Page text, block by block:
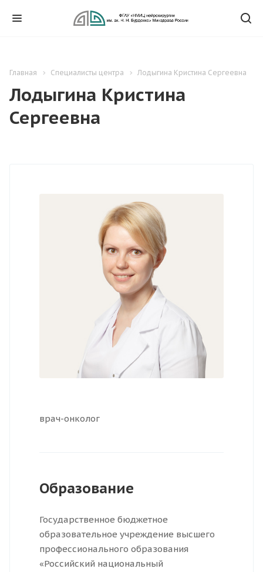
Главная Специалисты центра Лодыгина Кристина Сергеевна
Лодыгина Кристина
Сергеевна
врач-онколог
Образование
Государственное бюджетное
образовательное учреждение высшего
профессионального образования
«Российский национальный